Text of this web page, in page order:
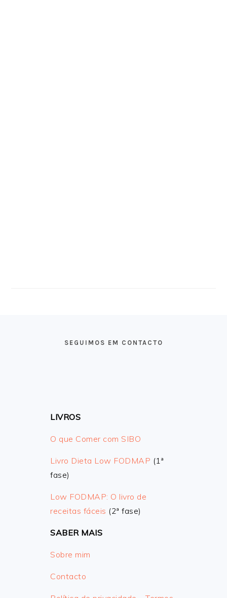
SEGUIMOS EM CONTACTO
LIVROS
O que Comer com SIBO
Livro Dieta Low FODMAP (1ª
fase)
Low FODMAP: O livro de
receitas fáceis (2ª fase)
SABER MAIS
Sobre mim
Contacto